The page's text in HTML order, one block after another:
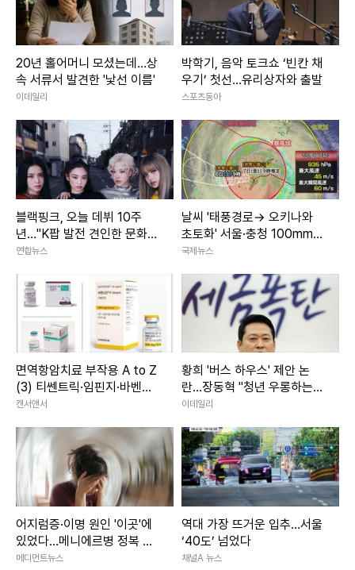
20년 홀어머니 모셨는데…상
속 서류서 발견한 '낯선 이름'
이데일리
박학기, 음악 토크쇼 ‘빈칸 채
우기’ 첫선…유리상자와 출발
스포츠동아
블랙핑크, 오늘 데뷔 10주
년…"K팝 발전 견인한 문화
아이콘"
연합뉴스
날씨 '태풍경로→ 오키나와
초토화' 서울·충청 100mm이
상 소나기 주말날씨
국제뉴스
면역항암치료 부작용 A to Z
(3) 티쎈트릭·임핀지·바벤시
오
캔서앤서
황희 '버스 하우스' 제안 논
란…장동혁 "청년 우롱하는
정책"
이데일리
어지럼증·이명 원인 '이곳'에
있었다…메니에르병 정복 길
열리나
메디먼트뉴스
역대 가장 뜨거운 입추…서울
‘40도’ 넘었다
채널A 뉴스